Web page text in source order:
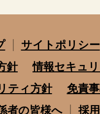
サイトポリシー
針
情報セキュ
ティ方針
免責
者の皆様へ
採